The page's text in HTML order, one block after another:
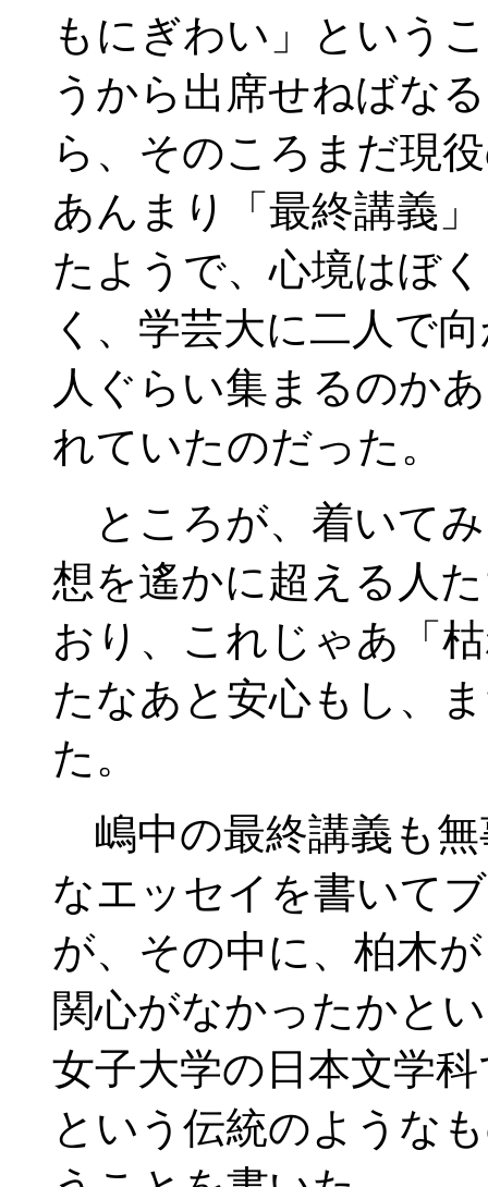
もにぎわい」という
うから出席せねばな
ら、そのころまだ現
あんまり「最終講義
たようで、心境はぼ
く、学芸大に二人で
人ぐらい集まるのか
れていたのだった。
ところが、着いて
想を遙かに超える人
おり、これじゃあ「
たなあと安心もし、
た。
嶋中の最終講義も
なエッセイを書いて
が、その中に、柏木
関心がなかったかと
女子大学の日本文学
という伝統のような